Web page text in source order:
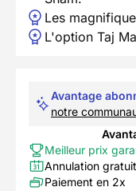
Les
L'option Taj
Avantage
notre
Meilleur prix
Annulation
Paiement en 2x